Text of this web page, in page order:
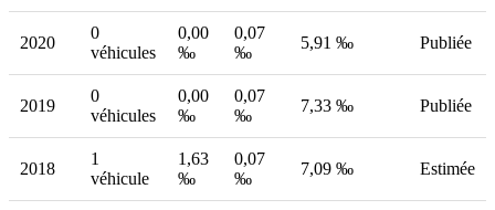
2020
0
véhicules
0,00
‰
0,07
‰
5,91 ‰ Publiée
2019
0
véhicules
0,00
‰
0,07
‰
7,33 ‰ Publiée
2018
1
véhicule
1,63
‰
0,07
‰
7,09 ‰ Estimée